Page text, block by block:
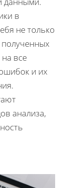
в
не только
все
и их
анализа,